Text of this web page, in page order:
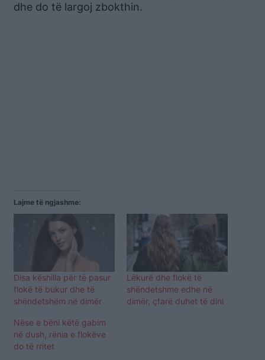
dhe do të largoj zbokthin.
Lajme të ngjashme:
Disa këshilla për të pasur
flokë të bukur dhe të
shëndetshëm në dimër
Lëkurë dhe flokë të
shëndetshme edhe në
dimër, çfarë duhet të dini
Nëse e bëni këtë gabim
në dush, rënia e flokëve
do të rritet